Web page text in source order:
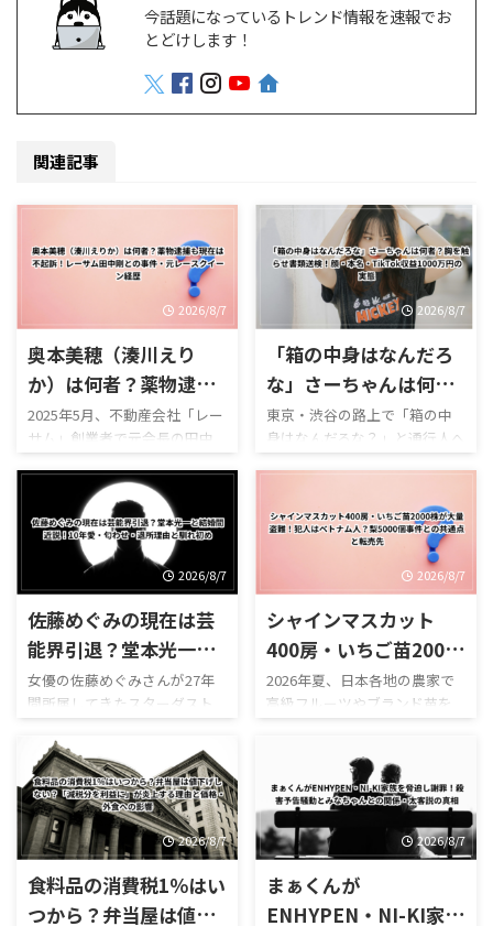
今話題になっているトレンド情報を速報でお
とどけします！
関連記事
2026/8/7
奥本美穂（湊川えり
か）は何者？薬物逮捕
も現在は不起訴！レー
サム田中剛との事件・
元レースクイーン経歴
2025年5月、不動産会社「レー
サム」創業者で元会長の田中
剛氏とともに違法薬物を所持
した疑いで逮捕され、一気に
名前が知られることになった
奥本美穂さん。 逮捕時の映像
がテレビやSNSで拡散すると、
「美人すぎる容疑者は誰？」
「奥本美穂って何者？」 「湊
川えりかと同一人物？」 「元
レースクイーン？」 「六本木
サム田中剛とはどんな関
係？」 と注目を集めました。
ところが、この事件には大き
な「その後」があります。 奥
本美穂さんは2026年3月、東京
地検から不起訴処分とされて
います。 ...
2026/8/7
「箱の中身はなんだろ
な」さーちゃんは何
者？胸を触らせ書類送
検！顔・本名・TikTok
収益1000万円の実態
東京・渋谷の路上で「箱の中
身はなんだろな？」と通行人へ
声をかけ、段ボール箱の中に手
せる――。 そんな刺激的なTikTok
企画を繰り返していた男女3人
が、東京都迷惑防止条例違反
の疑いで書類送検され、大き
な話題になりました。 中心人
物として注目されているの
が、SNSで**「さーちゃん」**
す。 警視庁によると、女性と
男性2人は渋谷区の路上で、女
開いた段ボール箱をかぶり、通
行人に中身を当てさせるよう
装いながら胸を触らせ、その
様子を動 ...
2026/8/7
佐藤めぐみの現在は芸
能界引退？堂本光一と
結婚間近説！10年愛・
匂わせ・退所理由と馴
れ初め
女優の佐藤めぐみさんが27年
間所属してきたスターダスト
プロモーションを退所したこ
とで、2026年現在も、 「佐藤
めぐみは芸能界を引退し
た？」 「現在は何をしてい
る？」 「堂本光一と結婚する
ために退所した？」 「10年愛
はまだ続いている？」 「堂本
光一の結婚相手は佐藤めぐ
み？」 といった検索が続いて
2026/8/7
シャインマスカット
400房・いちご苗2000
株が大量盗難！犯人は
ベトナム人？梨5000個
2026年夏、日本各地の農家で
高級フルーツやブランド苗を
狙った大規模な盗難事件が相
には、栃木県佐野市の果樹園
で高級ぶどう「シャインマス
カット」約400房、時価約80万
円相当が盗まれていることが
判明。 さらに佐賀県伊万里市
では、県を代表するブランド
いちご「いちごさん」の苗約
2026/8/7
食料品の消費税1％はい
つから？弁当屋は値下
2026/8/7
まぁくんが
ENHYPEN・NI-KI家族